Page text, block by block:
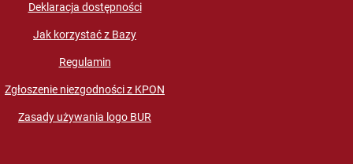
Deklaracja dostępności
Jak korzystać z Bazy
Regulamin
Zgłoszenie niezgodności z KPON
Zasady używania logo BUR